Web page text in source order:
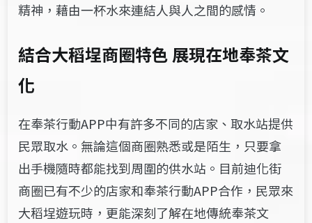
精神，藉由一杯水來連結人與人之間的感情。
結合大稻埕商圈特色 展現在地奉茶文
化
在奉茶行動APP中有許多不同的店家、取水站提供
民眾取水。無論這個商圈熟悉或是陌生，只要拿
出手機隨時都能找到周圍的供水站。目前迪化街
商圈已有不少的店家和奉茶行動APP合作，民眾來
大稻埕遊玩時，更能深刻了解在地傳統奉茶文